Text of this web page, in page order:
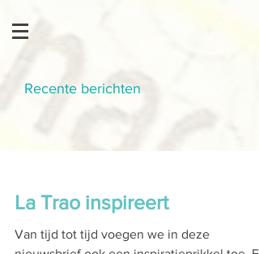
Recente berichten
La Trao inspireert
Van tijd tot tijd voegen we in deze